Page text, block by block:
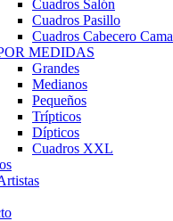
Cuadros Salón
Cuadros Pasillo
Cuadros Cabecero Cama
MEDIDAS
Grandes
Medianos
Pequeños
Trípticos
Dípticos
Cuadros XXL